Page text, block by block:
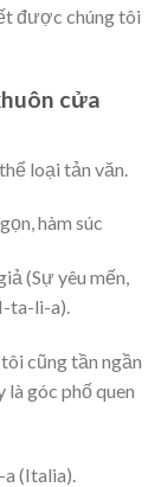
được chúng tôi
cửa
loại tản văn.
hàm súc
(Sự yêu mến,
ta-li-a).
cũng tần ngần
góc phố quen
(Italia).